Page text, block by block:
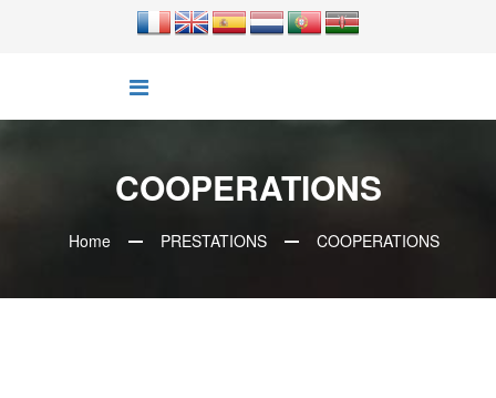
COOPERATIONS
Home PRESTATIONS COOPERATIONS